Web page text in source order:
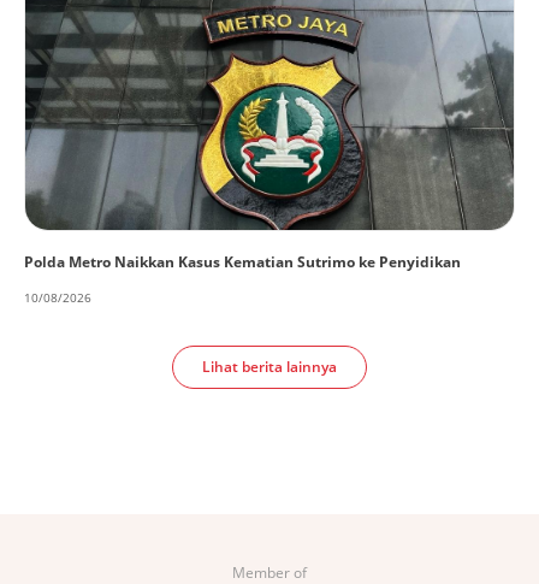
Polda Metro Naikkan Kasus Kematian Sutrimo ke Penyidikan
10/08/2026
Lihat berita lainnya
Member of